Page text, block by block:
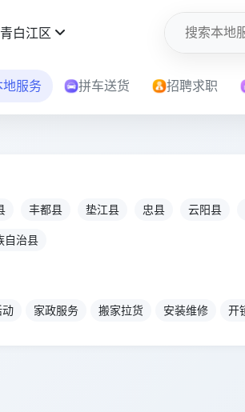
青白江区
地服务 拼车送货 招聘求职
丰都县 垫江县 忠县 云阳县
自治县
动 家政服务 搬家拉货 安装维修 开